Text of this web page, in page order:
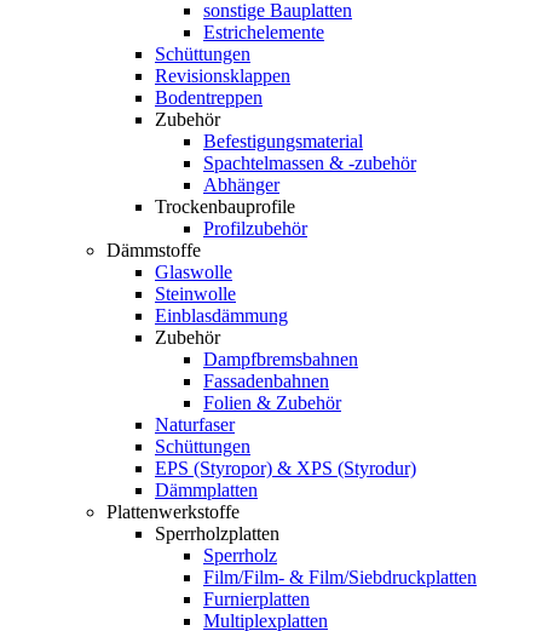
sonstige Bauplatten
Estrichelemente
Schüttungen
Revisionsklappen
Bodentreppen
Zubehör
Befestigungsmaterial
Spachtelmassen & -zubehör
Abhänger
Trockenbauprofile
Profilzubehör
Dämmstoffe
Glaswolle
Steinwolle
Einblasdämmung
Zubehör
Dampfbremsbahnen
Fassadenbahnen
Folien & Zubehör
Naturfaser
Schüttungen
EPS (Styropor) & XPS (Styrodur)
Dämmplatten
Plattenwerkstoffe
Sperrholzplatten
Sperrholz
Film/Film- & Film/Siebdruckplatten
Furnierplatten
Multiplexplatten